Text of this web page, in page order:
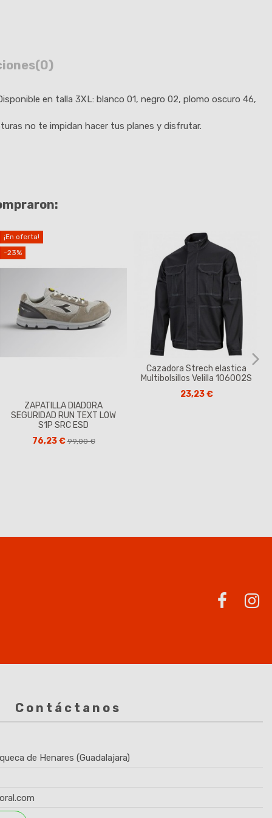
(0)
en talla 3XL: blanco 01, negro 02, plomo oscuro 46,
no te impidan hacer tus planes y disfrutar.
¡En oferta!
-23%
ZAPATILLA DIADORA
SEGURIDAD RUN TEXT LOW
S1P SRC ESD
76,23 €99,00 €
Cazadora Strech elastica
Multibolsillos Velilla 106002S
23,23 €
Contáctanos
de Henares (Guadalajara)